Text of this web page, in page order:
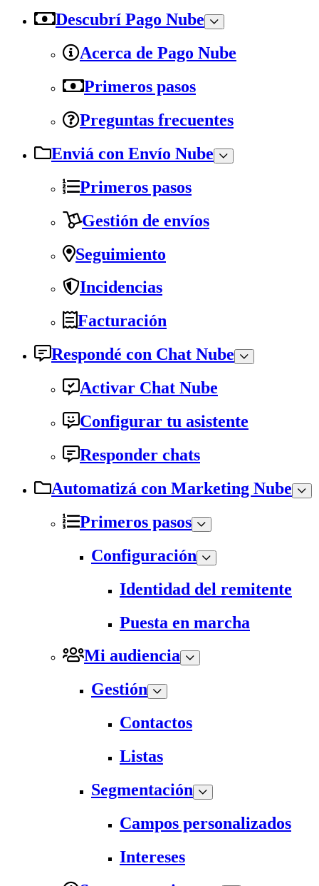
Descubrí Pago Nube
Acerca de Pago Nube
Primeros pasos
Preguntas frecuentes
Enviá con Envío Nube
Primeros pasos
Gestión de envíos
Seguimiento
Incidencias
Facturación
Respondé con Chat Nube
Activar Chat Nube
Configurar tu asistente
Responder chats
Automatizá con Marketing Nube
Primeros pasos
Configuración
Identidad del remitente
Puesta en marcha
Mi audiencia
Gestión
Contactos
Listas
Segmentación
Campos personalizados
Intereses